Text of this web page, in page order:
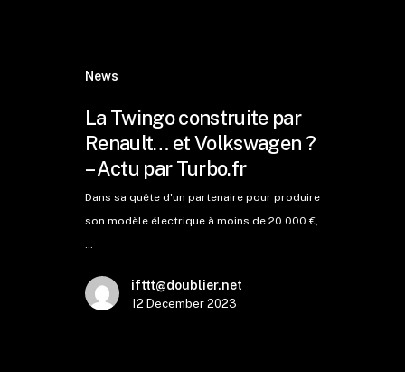
News
La Twingo construite par
Renault… et Volkswagen ?
– Actu par Turbo.fr
Dans sa quête d'un partenaire pour produire
son modèle électrique à moins de 20.000 €,
…
ifttt@doublier.net
12 December 2023